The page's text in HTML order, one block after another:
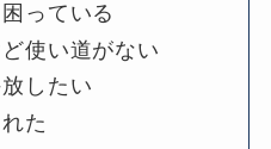
っている
使い道がない
したい
た